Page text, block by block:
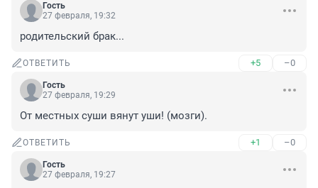
Гость
27 февраля, 19:32
родительский брак...
ОТВЕТИТЬ +5 –0
Гость
27 февраля, 19:29
От местных суши вянут уши! (мозги).
ОТВЕТИТЬ +1 –0
Гость
27 февраля, 19:27